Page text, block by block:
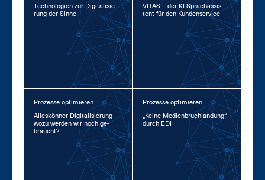
Tech­no­lo­gi­en zur Di­gi­ta­li­sie­
rung der Sin­ne
VI­TAS – der KI-Sprachas­sis­
tent für den Kun­den­ser­vice
Prozesse optimieren
Al­les­kön­ner Di­gi­ta­li­sie­rung –
wo­zu wer­den wir noch ge­
braucht?
Prozesse optimieren
„Kei­ne Me­di­en­bruch­lan­dung“
durch EDI